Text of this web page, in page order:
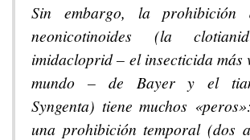
Sin embargo, la
neonicotinoides (la
imidacloprid – el insecticida más
mundo – de Bayer y el
Syngenta) tiene muchos
una prohibición temporal (dos